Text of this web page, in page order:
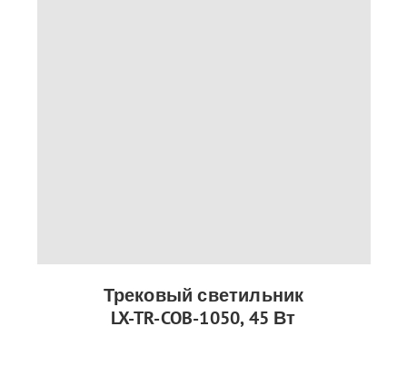
Трековый светильник
LX-TR-COB-1050, 45 Вт